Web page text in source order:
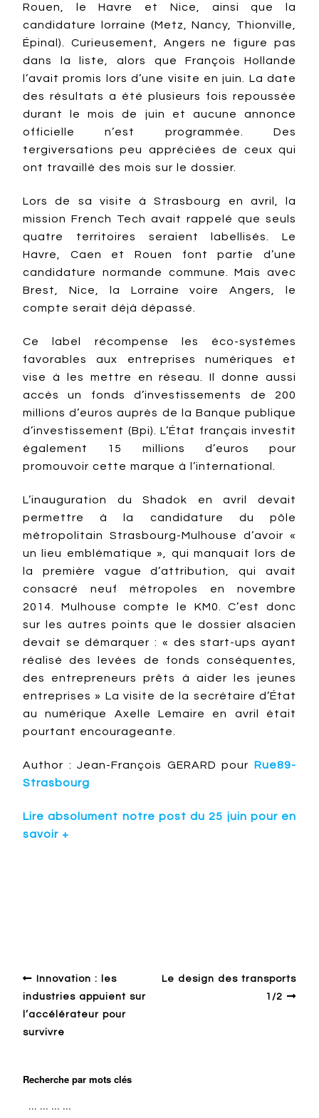
Rouen, le Havre et Nice, ainsi que la
candidature lorraine (Metz, Nancy, Thionville,
Épinal). Curieusement, Angers ne figure pas
dans la liste, alors que François Hollande
l’avait promis lors d’une visite en juin. La date
des résultats a été plusieurs fois repoussée
durant le mois de juin et aucune annonce
officielle n’est programmée. Des
tergiversations peu appréciées de ceux qui
ont travaillé des mois sur le dossier.
Lors de sa visite à Strasbourg en avril, la
mission French Tech avait rappelé que seuls
quatre territoires seraient labellisés. Le
Havre, Caen et Rouen font partie d’une
candidature normande commune. Mais avec
Brest, Nice, la Lorraine voire Angers, le
compte serait déjà dépassé.
Ce label récompense les éco-systèmes
favorables aux entreprises numériques et
vise à les mettre en réseau. Il donne aussi
accès un fonds d’investissements de 200
millions d’euros auprès de la Banque publique
d’investissement (Bpi). L’État français investit
également 15 millions d’euros pour
promouvoir cette marque à l’international.
L’inauguration du Shadok en avril devait
permettre à la candidature du pôle
métropolitain Strasbourg-Mulhouse d’avoir «
un lieu emblématique », qui manquait lors de
la première vague d’attribution, qui avait
consacré neuf métropoles en novembre
2014. Mulhouse compte le KM0. C’est donc
sur les autres points que le dossier alsacien
devait se démarquer : « des start-ups ayant
réalisé des levées de fonds conséquentes,
des entrepreneurs prêts à aider les jeunes
entreprises » La visite de la secrétaire d’État
au numérique Axelle Lemaire en avril était
pourtant encourageante.
Author : Jean-François GERARD pour Rue89-
Strasbourg
Lire absolument notre post du 25 juin pour en
savoir +
Innovation : les
industries appuient sur
l’accélérateur pour
survivre
Le design des transports
1/2
Recherche par mots clés